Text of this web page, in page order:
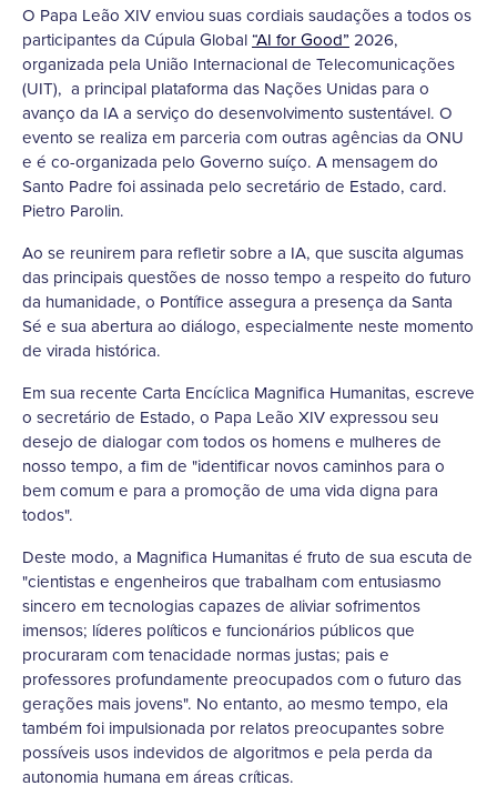
O Papa Leão XIV enviou suas cordiais saudações a todos os
participantes da Cúpula Global“AI for Good” 2026,
organizada pela União Internacional de Telecomunicações
(UIT), a principal plataforma das Nações Unidas para o
avanço da IA ​​a serviço do desenvolvimento sustentável. O
evento se realiza em parceria com outras agências da ONU
e é co-organizada pelo Governo suíço. A mensagem do
Santo Padre foi assinada pelo secretário de Estado, card.
Pietro Parolin.
Ao se reunirem para refletir sobre a IA, que suscita algumas
das principais questões de nosso tempo a respeito do futuro
da humanidade, o Pontífice assegura a presença da Santa
Sé e sua abertura ao diálogo, especialmente neste momento
de virada histórica.
Em sua recente Carta Encíclica Magnifica Humanitas, escreve
o secretário de Estado, o Papa Leão XIV expressou seu
desejo de dialogar com todos os homens e mulheres de
nosso tempo, a fim de "identificar novos caminhos para o
bem comum e para a promoção de uma vida digna para
todos".
Deste modo, a Magnifica Humanitas é fruto de sua escuta de
"cientistas e engenheiros que trabalham com entusiasmo
sincero em tecnologias capazes de aliviar sofrimentos
imensos; líderes políticos e funcionários públicos que
procuraram com tenacidade normas justas; pais e
professores profundamente preocupados com o futuro das
gerações mais jovens". No entanto, ao mesmo tempo, ela
também foi impulsionada por relatos preocupantes sobre
possíveis usos indevidos de algoritmos e pela perda da
autonomia humana em áreas críticas.